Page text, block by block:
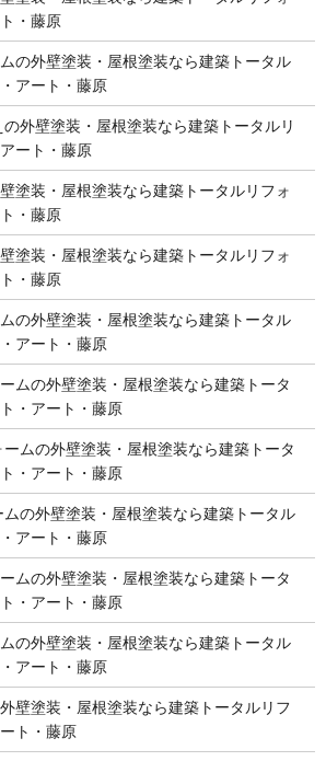
・藤原
の外壁塗装・屋根塗装なら建築トータル
アート・藤原
外壁塗装・屋根塗装なら建築トータルリ
ート・藤原
塗装・屋根塗装なら建築トータルリフォ
・藤原
塗装・屋根塗装なら建築トータルリフォ
・藤原
の外壁塗装・屋根塗装なら建築トータル
アート・藤原
ムの外壁塗装・屋根塗装なら建築トータ
・アート・藤原
ムの外壁塗装・屋根塗装なら建築トータ
・アート・藤原
の外壁塗装・屋根塗装なら建築トータル
アート・藤原
ムの外壁塗装・屋根塗装なら建築トータ
・アート・藤原
の外壁塗装・屋根塗装なら建築トータル
アート・藤原
壁塗装・屋根塗装なら建築トータルリフ
ト・藤原